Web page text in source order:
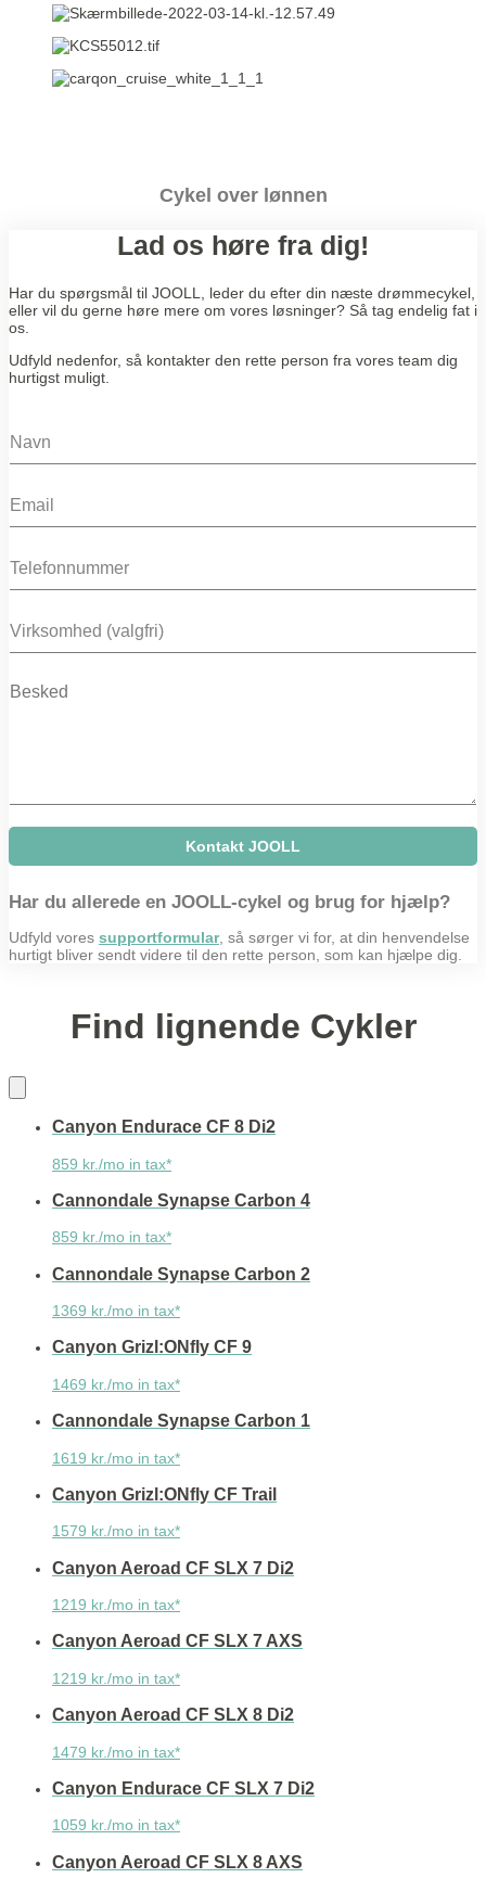
Cykel over lønnen
Lad os høre fra dig!
Har du spørgsmål til JOOLL, leder du efter din næste drømmecykel,
eller vil du gerne høre mere om vores løsninger? Så tag endelig fat i
os.
Udfyld nedenfor, så kontakter den rette person fra vores team dig
hurtigst muligt.
N
a
e
E
m
iP
h
n
C
o
p
M
Kontakt JOOLL
Har du allerede en JOOLL-cykel og brug for hjælp?
Udfyld vores supportformular, så sørger vi for, at din henvendelse
hurtigt bliver sendt videre til den rette person, som kan hjælpe dig.
Find lignende Cykler
Canyon Endurace CF 8 Di2
859 kr./mo in tax*
Cannondale Synapse Carbon 4
859 kr./mo in tax*
Cannondale Synapse Carbon 2
1369 kr./mo in tax*
Canyon Grizl:ONfly CF 9
1469 kr./mo in tax*
Cannondale Synapse Carbon 1
1619 kr./mo in tax*
Canyon Grizl:ONfly CF Trail
1579 kr./mo in tax*
Canyon Aeroad CF SLX 7 Di2
1219 kr./mo in tax*
Canyon Aeroad CF SLX 7 AXS
1219 kr./mo in tax*
Canyon Aeroad CF SLX 8 Di2
1479 kr./mo in tax*
Canyon Endurace CF SLX 7 Di2
1059 kr./mo in tax*
Canyon Aeroad CF SLX 8 AXS